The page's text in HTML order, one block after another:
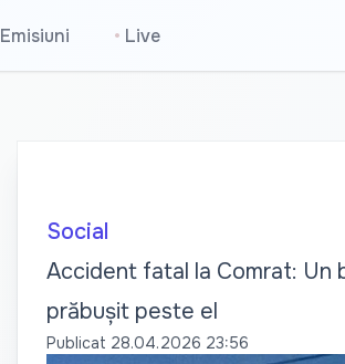
Emisiuni • Live
Social
Accident fatal la Comrat: Un
prăbușit peste el
Publicat 28.04.2026 23:56